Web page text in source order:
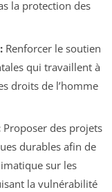
la protection des
Renforcer le soutien
qui travaillent à
droits de l’homme
Proposer des projets
durables afin de
sur les
la vulnérabilité